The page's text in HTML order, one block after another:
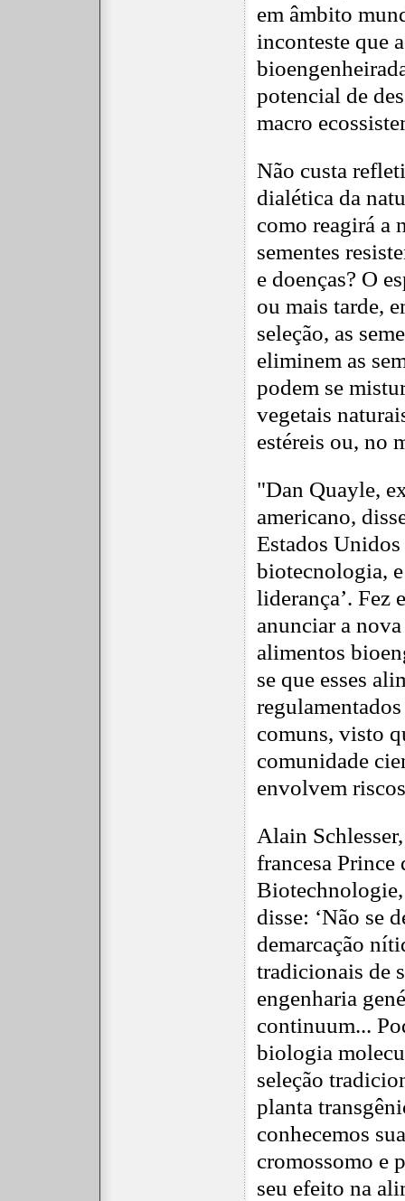
em âmbito
inconteste que
potencial de
macro
Não custa
dialética da
como reagirá a
sementes
e doenças? O
ou mais tarde,
seleção, as
eliminem as
podem se
vegetais
estéreis ou, no
"Dan Quayle,
americano,
Estados
biotecnologia,
liderança’. Fez
anunciar a
alimentos
se que esses
comuns, visto
comunidade
envolvem
Alain
francesa Prince
disse: ‘Não se
demarcação
tradicionais de
engenharia
continuum...
biologia
seleção
planta
conhecemos
cromossomo e
seu efeito na